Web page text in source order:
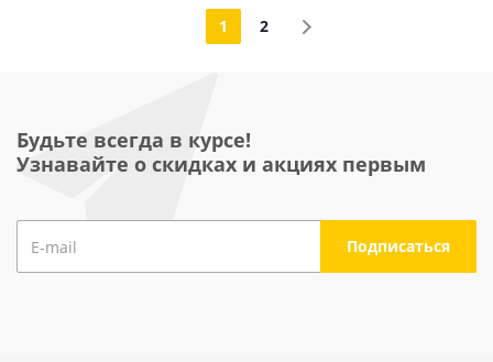
1 2
Будьте всегда в курсе!
Узнавайте о скидках и акциях первым